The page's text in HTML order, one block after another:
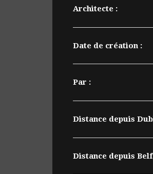
Architecte :
Date de création :
Par :
Distance depuis
Distance depuis